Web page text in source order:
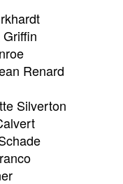
Renard
Silverton